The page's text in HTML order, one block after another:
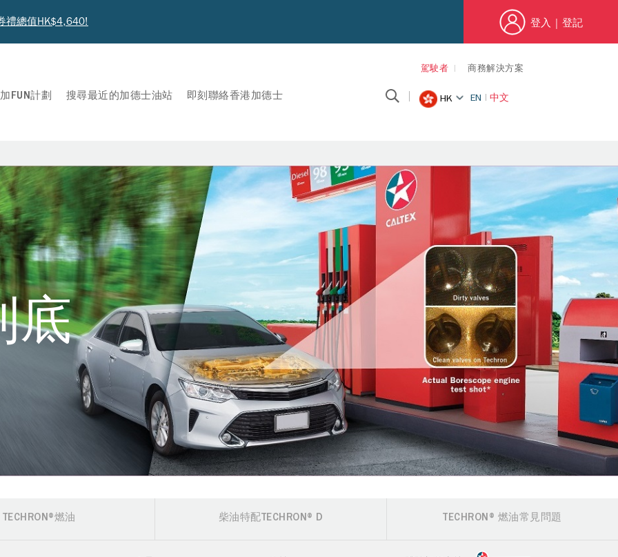
禮總值HK$4,640! 登入 | 登記
駕駛者 商務解決方案
加FUN計劃 搜尋最近的加德士油站 即刻聯絡香港加德士 HK EN 中文
底
TECHRON®燃油 柴油特配TECHRON® D TECHRON® 燃油常見問題